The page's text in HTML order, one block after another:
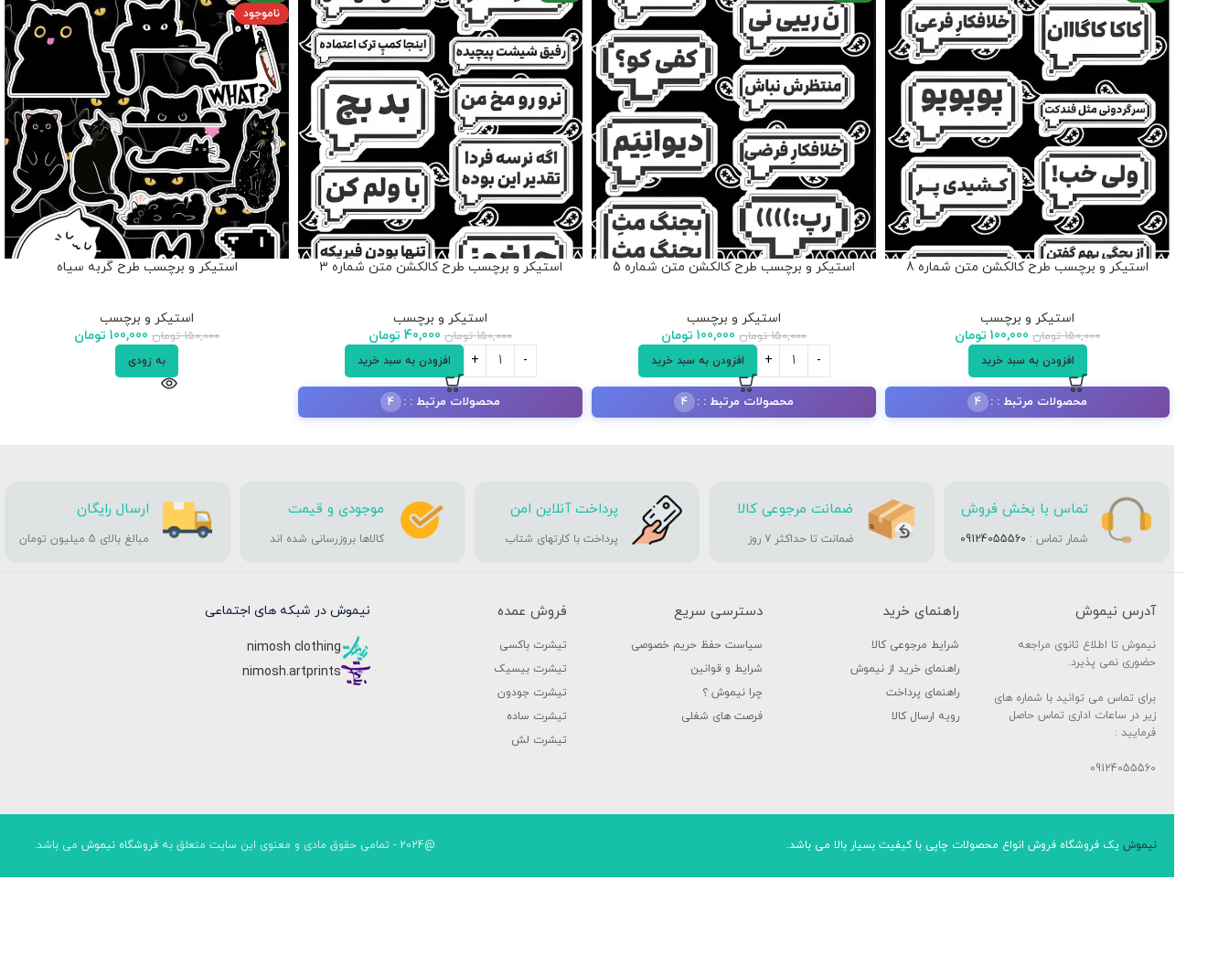
استیکر و برچسب طرح کالکشن متن شماره 8
استیکر و برچسب
150,000 تومان 100,000 تومان
افزودن به سبد خرید
محصولات مرتبط : 4
استیکر و برچسب طرح کالکشن متن شماره 5
استیکر و برچسب
150,000 تومان 100,000 تومان
افزودن به سبد خرید
محصولات مرتبط : 4
استیکر و برچسب طرح کالکشن متن شماره 3
استیکر و برچسب
150,000 تومان 40,000 تومان
افزودن به سبد خرید
محصولات مرتبط : 4
ناموجود
استیکر و برچسب طرح گربه سیاه
استیکر و برچسب
150,000 تومان 100,000 تومان
به زودی
تماس با بخش فروش
شمار تماس : 09124055560
ضمانت مرجوعی کالا
ضمانت تا حداکثر ۷ روز
پرداخت آنلاین امن
پرداخت با کارتهای شتاب
موجودی و قیمت
کالاها بروزرسانی شده اند
ارسال رایگان
مبالغ بالای 5 میلیون تومان
آدرس نیموش
نیموش تا اطلاع ثانوی مراجعه
حضوری نمی پذیرد.
برای تماس می توانید با شماره های
زیر در ساعات اداری تماس حاصل
فرمایید :
09124055560
راهنمای خرید
شرایط مرجوعی کالا
راهنمای خرید از نیموش
راهنمای پرداخت
رویه ارسال کالا
دسترسی سریع
سیاست حفظ حریم خصوصی
شرایط و قوانین
چرا نیموش ؟
فرصت های شغلی
فروش عمده
تیشرت باکسی
تیشرت بیسیک
تیشرت جودون
تیشرت ساده
تیشرت لش
نیموش در شبکه های اجتماعی
nimosh clothing
nimosh.artprints
نیموشیک فروشگاه فروش انواع محصولات چاپی با کیفیت بسیار بالا می باشد. @2024 - تمامی حقوق مادی و معنوی این سایت متعلق به فروشگاه نیموش می باشد.